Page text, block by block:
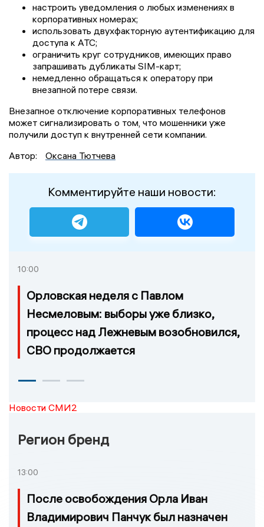
настроить уведомления о любых изменениях в
корпоративных номерах;
использовать двухфакторную аутентификацию для
доступа к АТС;
ограничить круг сотрудников, имеющих право
запрашивать дубликаты SIM-карт;
немедленно обращаться к оператору при
внезапной потере связи.
Внезапное отключение корпоративных телефонов
может сигнализировать о том, что мошенники уже
получили доступ к внутренней сети компании.
Автор:
Оксана Тютчева
Комментируйте наши новости:
10:00
Орловская неделя с Павлом
Несмеловым: выборы уже близко,
процесс над Лежневым возобновился,
СВО продолжается
Новости СМИ2
Регион бренд
13:00
После освобождения Орла Иван
Владимирович Панчук был назначен